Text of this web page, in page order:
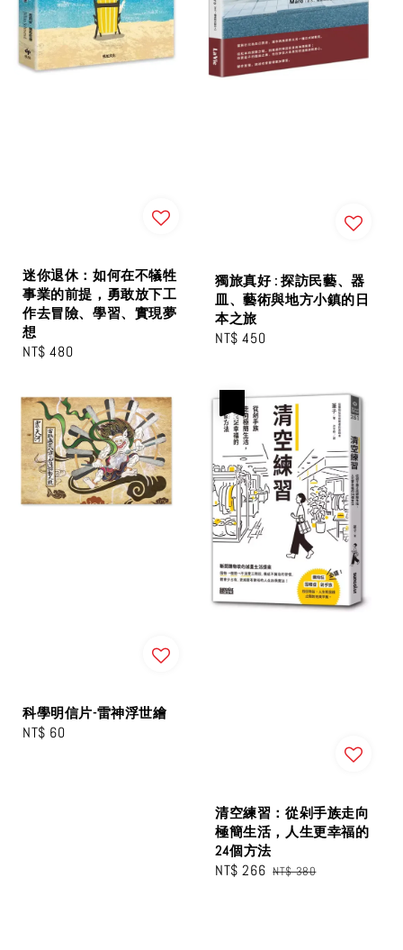
迷你退休：如何在不犠牲
事業的前提，勇敢放下工
作去冒險、學習、實現夢
想
Regular
NT$ 480
獨旅真好 : 探訪民藝、器
皿、藝術與地方小鎮的日
本之旅
Regular
NT$ 450
科學明信片-雷神浮世繪
Regular
NT$ 60
清空練習：從剁手族走向
極簡生活，人生更幸福的
24個方法
Sale
NT$ 266 Regular
NT$ 380